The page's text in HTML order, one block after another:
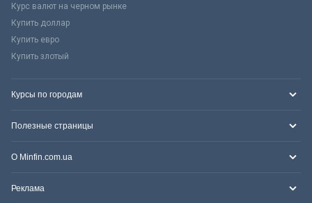
Курс валют на черном рынке
Купить доллар
Купить евро
Купить злотый
Курсы по городам
Полезные страницы
О Minfin.com.ua
Реклама